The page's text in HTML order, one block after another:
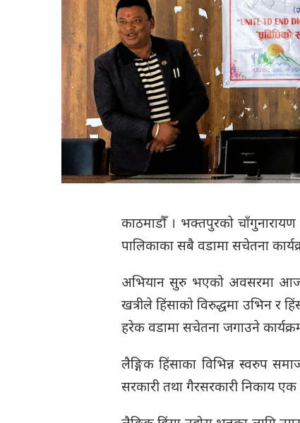
काठमाडौँ । भक्तपुरको
पालिकाका सबै वडामा सचेतना
अभियान सुरु भएको अवसरमा आज
खत्रीले हिंसाको विरुद्धमा उभिन र
हरेक वडामा सचेतना जगाउने
लैङ्गिक हिंसाका विभिन्न स्वरुप
सरकारी तथा गैरसरकारी निकाय